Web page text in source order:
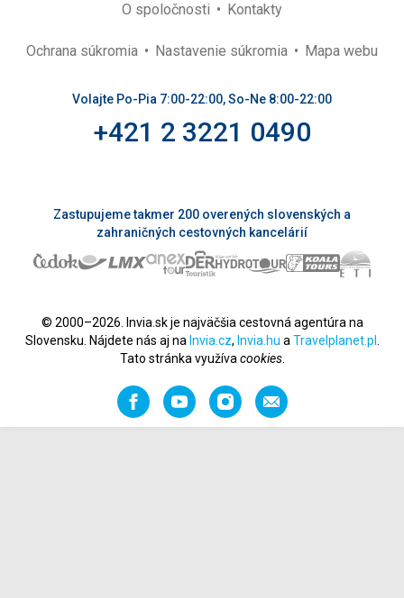
O spoločnosti
Kontakty
Ochrana súkromia Nastavenie súkromia Mapa webu
Volajte Po-Pia 7:00-22:00, So-Ne 8:00-22:00
+421 2 3221 0490
Zastupujeme takmer 200 overených slovenských a
zahraničných cestovných kancelárií
© 2000–2026. Invia.sk je najväčšia cestovná agentúra na
Slovensku. Nájdete nás aj na Invia.cz, Invia.hu a Travelplanet.pl
Tato stránka využíva cookies.
FacebookYouTubeInstagramOdporučiť